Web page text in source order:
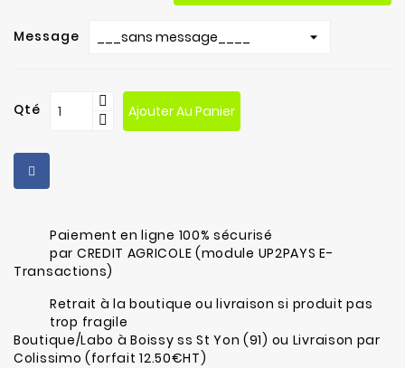
Message
Qté Ajouter Au Panier
Paiement en ligne 100% sécurisé
par CREDIT AGRICOLE (module UP2PAYS E-
Transactions)
Retrait à la boutique ou livraison si produit pas
trop fragile
Boutique/Labo à Boissy ss St Yon (91) ou Livraison par
Colissimo (forfait 12.50€HT)